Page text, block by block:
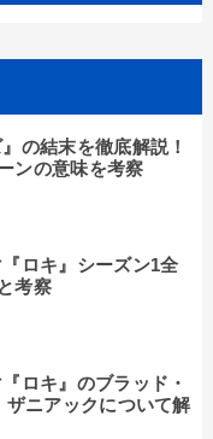
の結末を徹底解説！
ンの意味を考察
ロキ』シーズン1全
考察
ロキ』のブラッド・
ニアックについて解